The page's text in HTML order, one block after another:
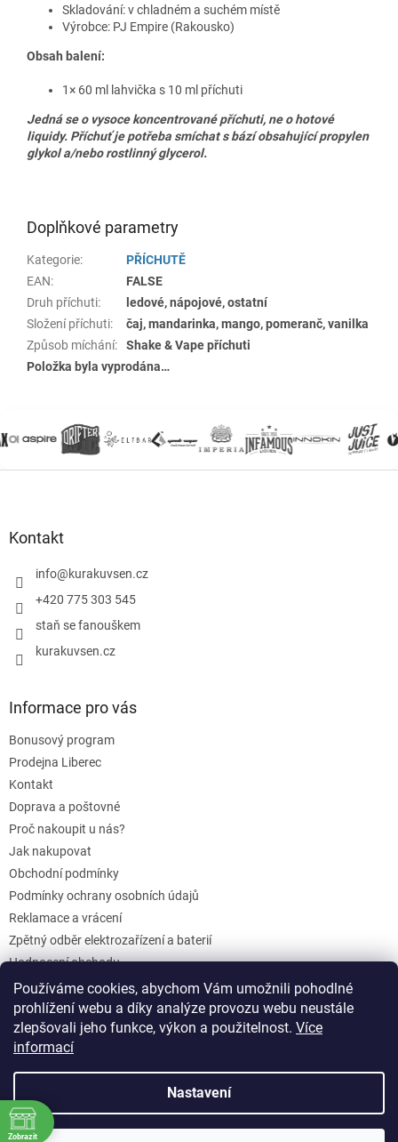
Používáme cookies, abychom Vám umožnili pohodlné
prohlížení webu a díky analýze provozu webu neustále
zlepšovali jeho funkce, výkon a použitelnost. Více
informací
Nastavení
Skladování: v chladném a suchém místě
Výrobce: PJ Empire (Rakousko)
Obsah balení:
1× 60 ml lahvička s 10 ml příchuti
Jedná se o vysoce koncentrované příchuti, ne o hotové
liquidy. Příchuť je potřeba smíchat s bází obsahující propylen
glykol a/nebo rostlinný glycerol.
Doplňkové parametry
Kategorie:
PŘÍCHUTĚ
EAN:
FALSE
Druh příchuti:
ledové, nápojové, ostatní
Složení příchuti:
čaj, mandarinka, mango, pomeranč, vanilka
Způsob míchání:
Shake & Vape příchuti
Položka byla vyprodána…
Kontakt
info@kurakuvsen.cz
+420 775 303 545
staň se fanouškem
kurakuvsen.cz
Informace pro vás
Bonusový program
Prodejna Liberec
Kontakt
Doprava a poštovné
Proč nakoupit u nás?
Jak nakupovat
Obchodní podmínky
Podmínky ochrany osobních údajů
Reklamace a vrácení
Zpětný odběr elektrozařízení a baterií
Hodnocení obchodu
Dárkové poukazy
Blog
Vytvořil Shoptet
Copyright 2026
Zobrazit